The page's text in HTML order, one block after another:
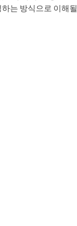
는 방식으로 이해될